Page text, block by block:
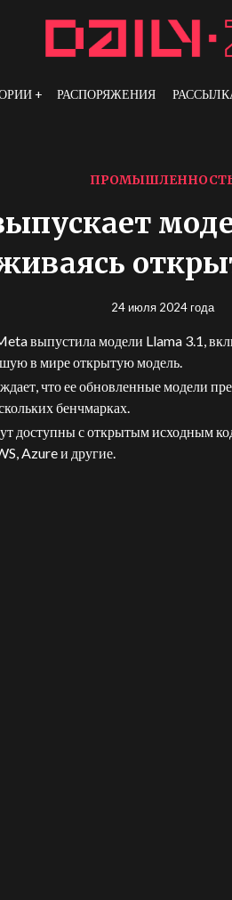
РАСПОРЯЖЕНИЯ
24 июля 2024 года
выпустила модели Llama 3.1,
в мире открытую модель.
что ее обновленные модели
бенчмарках.
доступны с открытым исходным
Azure и другие.